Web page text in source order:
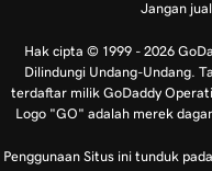
Jangan
Hak cipta © 1999 - 2026
Dilindungi Undang-Undang.
terdaftar milik GoDaddy
Logo "GO" adalah merek
Penggunaan Situs ini tunduk